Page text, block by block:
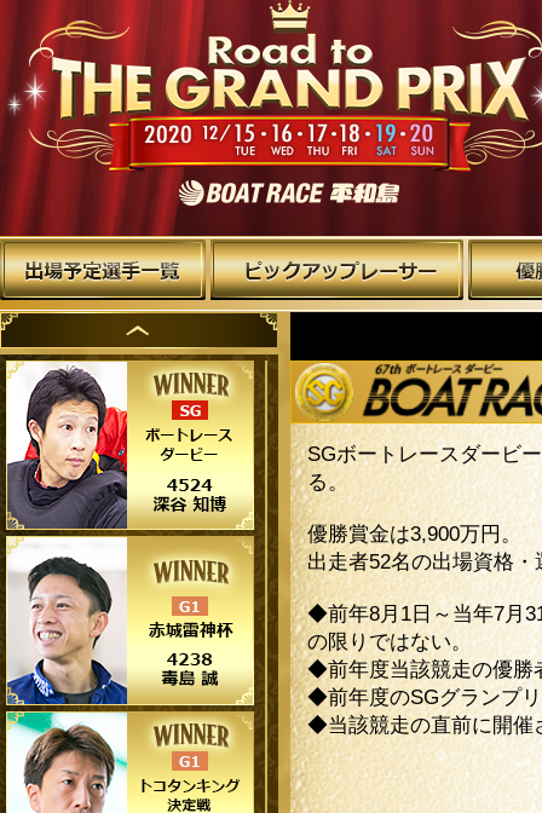
SGボートレースダービ
る。
優勝賞金は3,900万円。
出走者52名の出場資格
◆前年8月1日～当年7月
の限りではない。
◆前年度当該競走の優勝
◆前年度のSGグランプ
◆当該競走の直前に開催